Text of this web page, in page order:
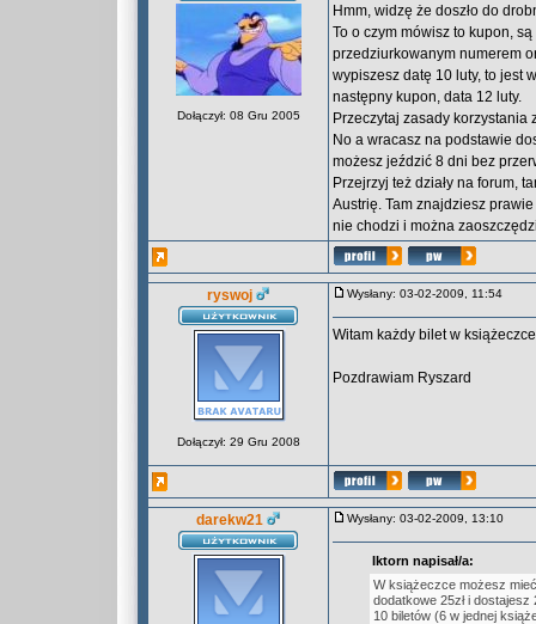
Dołączył: 08 Gru 2005
Hmm, widzę że doszło do
To o czym mówisz to kupon,
przedziurkowanym numerem
wypiszesz datę 10 luty, to jest
następny kupon, data 12 luty.
Przeczytaj zasady korzystania
No a wracasz na podstawie
możesz jeździć 8 dni bez
Przejrzyj też działy na forum,
Austrię. Tam znajdziesz
nie chodzi i można
ryswoj
Dołączył: 29 Gru 2008
Wysłany: 03-02-2009, 11:54
Witam każdy bilet w
Pozdrawiam Ryszard
darekw21 Wysłany: 03-02-2009, 13:10
Iktorn napisał/a:
W książeczce możesz
dodatkowe 25zł i
10 biletów (6 w jednej